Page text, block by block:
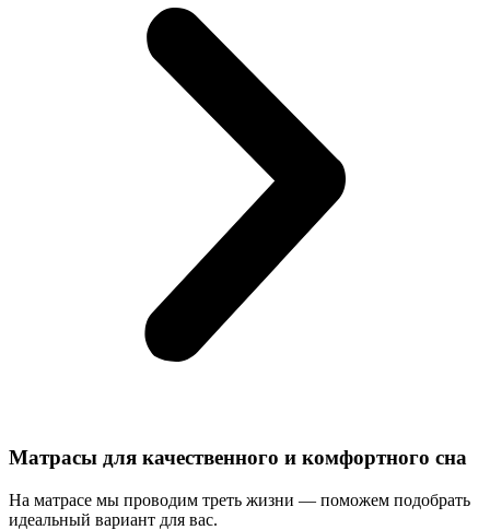
Матрасы для качественного и комфортного сна
На матрасе мы проводим треть жизни — поможем подобрать
идеальный вариант для вас.